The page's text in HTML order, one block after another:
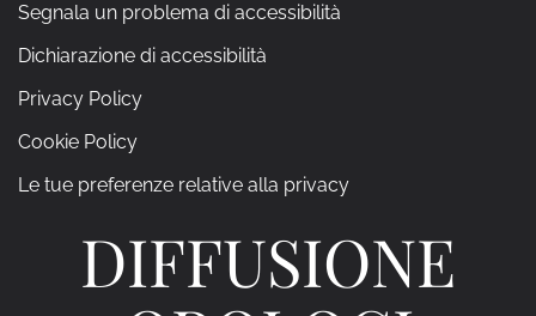
Segnala un problema di accessibilità
Dichiarazione di accessibilità
Privacy Policy
Cookie Policy
Le tue preferenze relative alla privacy
DIFFUSIONE